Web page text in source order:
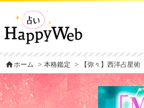
homeホーム > 本格鑑定 > 【弥々】西洋占星術